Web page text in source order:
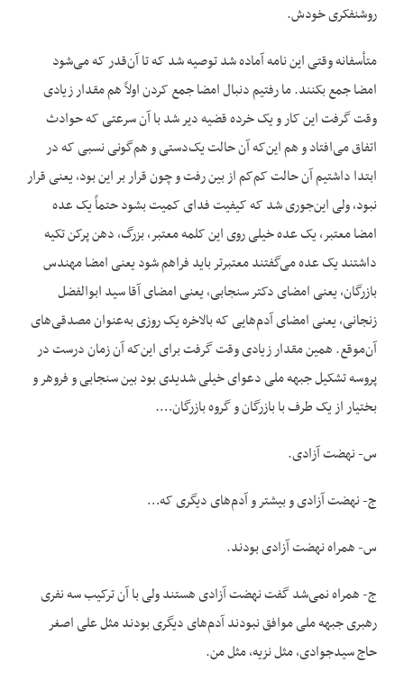
روشنفکری خودش.
متأسفانه وقتی این نامه آماده شد توصیه شد که تا آن‌قدر که می‌شود
امضا جمع بکنند. ما رفتیم دنبال امضا جمع کردن اولاً هم مقدار زیادی
وقت گرفت این کار و یک خرده قضیه دیر شد با آن سرعتی که حوادث
اتفاق می‌افتاد و هم این‌که آن حالت یک‌دستی و هم‌گونی نسبی که در
ابتدا داشتیم آن حالت کم‌کم از بین رفت و چون قرار بر این بود، یعنی قرار
نبود، ولی این‌جوری شد که کیفیت فدای کمیت بشود حتماً یک عده
امضا معتبر، یک عده خیلی روی این کلمه معتبر، بزرگ، دهن پرکن تکیه
داشتند یک عده می‌گفتند معتبرتر باید فراهم شود یعنی امضا مهندس
بازرگان، یعنی امضای دکتر سنجابی، یعنی امضای آقا سید ابوالفضل
زنجانی، یعنی امضای آدم‌هایی که بالاخره یک روزی به‌عنوان مصدقی‌های
آن‌موقع. همین مقدار زیادی وقت گرفت برای این‌که آن زمان درست در
پروسه تشکیل جبهه ملی دعوای خیلی شدیدی بود بین سنجابی و فروهر و
بختیار از یک طرف با بازرگان و گروه بازرگان….
س- نهضت آزادی.
ج- نهضت آزادی و بیشتر و آدم‌های دیگری که…
س- همراه نهضت آزادی بودند.
ج- همراه نمی‌شد گفت نهضت آزادی هستند ولی با آن ترکیب سه نفری
رهبری جبهه ملی موافق نبودند آدم‌های دیگری بودند مثل علی اصغر
حاج سیدجوادی، مثل نزیه، مثل من.